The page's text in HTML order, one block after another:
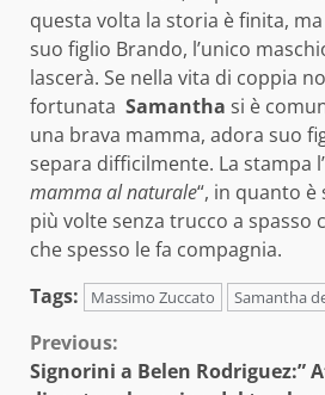
questa volta la storia è finita,
suo figlio Brando, l’unico
lascerà. Se nella vita di coppia
fortunata Samantha si è
una brava mamma, adora suo
separa difficilmente. La stampa
mamma al naturale“, in quanto
più volte senza trucco a spasso
che spesso le fa compagnia.
Tags:
Massimo Zuccato Samantha
Continue
Previous:
Signorini a Belen Rodriguez:”